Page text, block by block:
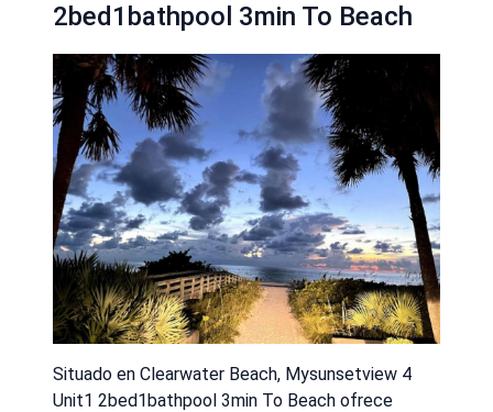
2bed1bathpool 3min To Beach
Situado en Clearwater Beach, Mysunsetview 4
Unit1 2bed1bathpool 3min To Beach ofrece